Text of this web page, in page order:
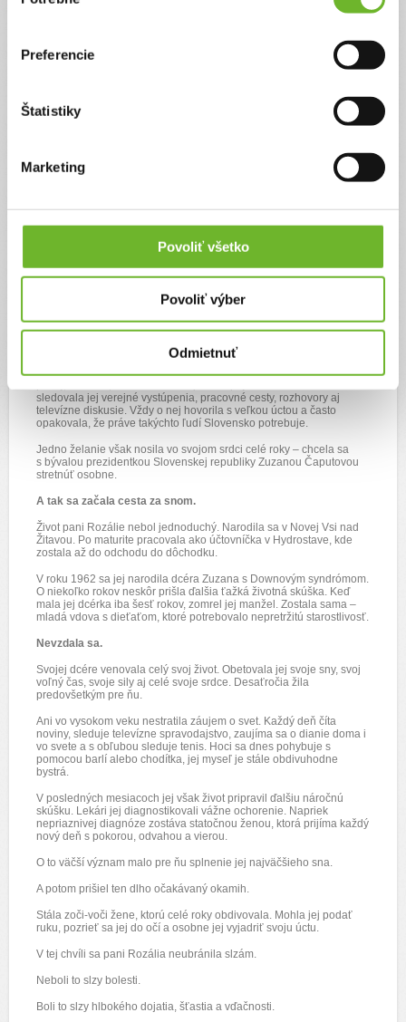
Preferencie
Štatistiky
Marketing
Povoliť všetko
Povoliť výber
Odmietnuť
Splnený sen pani Rozálie. Stretnutie s
republiky Zuzanou Čaputovou jej
prinieslo slzy šťastia
Sú sny, ktoré si človek nosí v srdci celé roky. A potom príde okamih,
keď sa z nich stane skutočnosť. Presne taký príbeh napísal život
pani Rozálii, ktorá v júli oslávi úctyhodných 95 rokov.
Keď počas prezidentskej kampane prvýkrát videla a počula Zuzanu
Čaputovú, vedela, že ide o výnimočnú osobnosť. Obdivovala jej
sledovala jej verejné vystúpenia, pracovné cesty, rozhovory aj
televízne diskusie. Vždy o nej hovorila s veľkou úctou a často
opakovala, že práve takýchto ľudí Slovensko potrebuje.
Jedno želanie však nosila vo svojom srdci celé roky – chcela sa
s bývalou prezidentkou Slovenskej republiky Zuzanou Čaputovou
stretnúť osobne.
A tak sa začala cesta za snom.
Život pani Rozálie nebol jednoduchý. Narodila sa v Novej Vsi nad
Žitavou. Po maturite pracovala ako účtovníčka v Hydrostave, kde
zostala až do odchodu do dôchodku.
V roku 1962 sa jej narodila dcéra Zuzana s Downovým syndrómom.
O niekoľko rokov neskôr prišla ďalšia ťažká životná skúška. Keď
mala jej dcérka iba šesť rokov, zomrel jej manžel. Zostala sama –
mladá vdova s dieťaťom, ktoré potrebovalo nepretržitú starostlivosť.
Nevzdala sa.
Svojej dcére venovala celý svoj život. Obetovala jej svoje sny, svoj
voľný čas, svoje sily aj celé svoje srdce. Desaťročia žila
predovšetkým pre ňu.
Ani vo vysokom veku nestratila záujem o svet. Každý deň číta
noviny, sleduje televízne spravodajstvo, zaujíma sa o dianie doma i
vo svete a s obľubou sleduje tenis. Hoci sa dnes pohybuje s
pomocou barlí alebo chodítka, jej myseľ je stále obdivuhodne
bystrá.
V posledných mesiacoch jej však život pripravil ďalšiu náročnú
skúšku. Lekári jej diagnostikovali vážne ochorenie. Napriek
nepriaznivej diagnóze zostáva statočnou ženou, ktorá prijíma každý
nový deň s pokorou, odvahou a vierou.
O to väčší význam malo pre ňu splnenie jej najväčšieho sna.
A potom prišiel ten dlho očakávaný okamih.
Stála zoči-voči žene, ktorú celé roky obdivovala. Mohla jej podať
ruku, pozrieť sa jej do očí a osobne jej vyjadriť svoju úctu.
V tej chvíli sa pani Rozália neubránila slzám.
Neboli to slzy bolesti.
Boli to slzy hlbokého dojatia, šťastia a vďačnosti.